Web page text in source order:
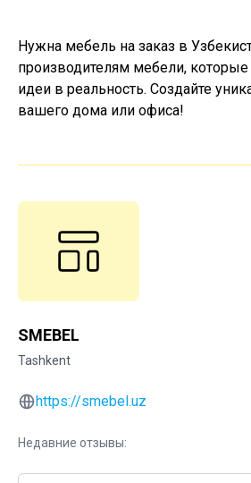
Нужна мебель на заказ в
производителям мебели,
идеи в реальность. Создайте
вашего дома или офиса!
SMEBEL
Tashkent
https://smebel.uz
Недавние отзывы: